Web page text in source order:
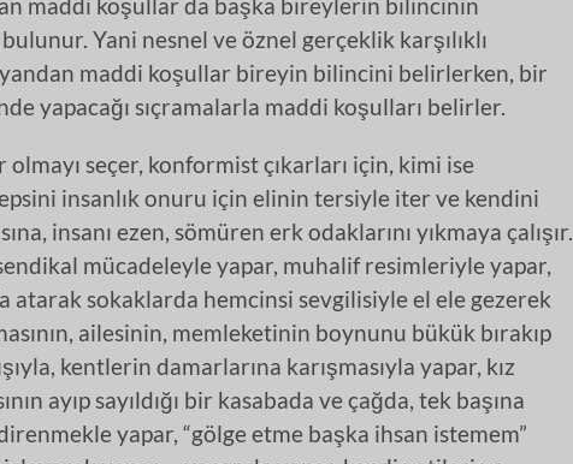
Yani nesnel ve öznel gerçeklik karşılıklı
maddi koşullar bireyin bilincini belirlerken, bir
yapacağı sıçramalarla maddi koşulları belirler.
olmayı seçer, konformist çıkarları için, kimi ise
insanlık onuru için elinin tersiyle iter ve kendini
insanı ezen, sömüren erk odaklarını yıkmaya çalışır.
mücadeleyle yapar, muhalif resimleriyle yapar,
atarak sokaklarda hemcinsi sevgilisiyle el ele gezerek
ailesinin, memleketinin boynunu bükük bırakıp
kentlerin damarlarına karışmasıyla yapar, kız
ayıp sayıldığı bir kasabada ve çağda, tek başına
yapar, “gölge etme başka ihsan istemem”